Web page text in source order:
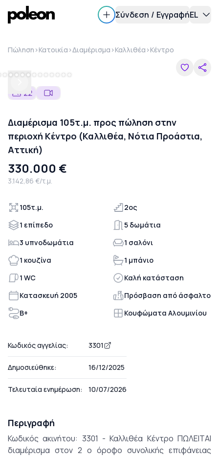
Σύνδεση / ΕγγραφήEL
Πώληση >Κατοικία >Διαμέρισμα >Καλλιθέα >Κέντρο
Previous
Next
22
Διαμέρισμα 105τ.μ. προς πώληση στην
περιοχή Κέντρο (Καλλιθέα, Νότια Προάστια,
Αττική)
330.000 €
3.142,86 €/τ.μ.
105τ.μ.
2ος
1 επίπεδο
5 δωμάτια
3 υπνοδωμάτια
1 σαλόνι
1 κουζίνα
1 μπάνιο
1 WC
Καλή κατάσταση
Κατασκευή 2005
Πρόσβαση από άσφαλτο
Β+
Κουφώματα Αλουμινίου
Κωδικός αγγελίας: 3301
Δημοσιεύθηκε: 16/12/2025
Τελευταία ενημέρωση: 10/07/2026
Περιγραφή
Κωδικός ακινήτου: 3301 - Καλλιθέα Κέντρο ΠΩΛΕΙΤΑΙ
διαμέρισμα στον 2 ο όροφο συνολικής επιφάνειας